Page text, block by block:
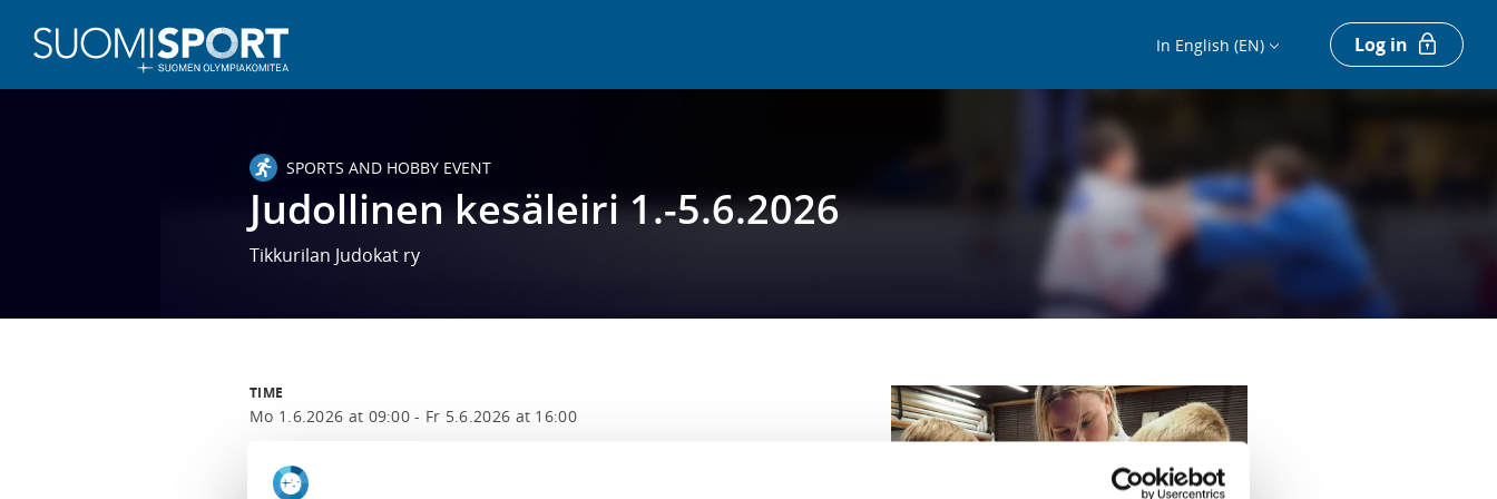
In English (EN) Log in
SPORTS AND HOBBY EVENT
Judollinen kesäleiri 1.-5.6.2026
Tikkurilan Judokat ry
TIME
Mo 1.6.2026 at 09:00 - Fr 5.6.2026 at 16:00
LOCATION